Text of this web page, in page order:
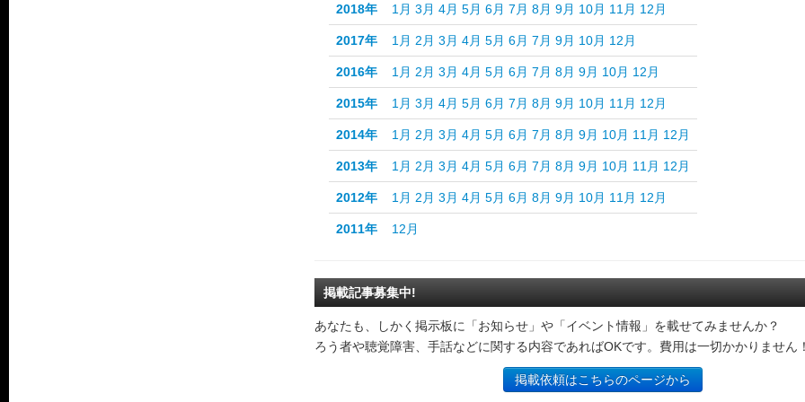
2018年 1月 3月 4月 5月 6月 7月 8月 9月 10月 11月 12月
2017年 1月 2月 3月 4月 5月 6月 7月 9月 10月 12月
2016年 1月 2月 3月 4月 5月 6月 7月 8月 9月 10月 12月
2015年 1月 3月 4月 5月 6月 7月 8月 9月 10月 11月 12月
2014年 1月 2月 3月 4月 5月 6月 7月 8月 9月 10月 11月 12月
2013年 1月 2月 3月 4月 5月 6月 7月 8月 9月 10月 11月 12月
2012年 1月 2月 3月 4月 5月 6月 8月 9月 10月 11月 12月
2011年 12月
掲載記事募集中!
あなたも、しかく掲示板に「お知らせ」や「イベント情報」を載せてみませんか？
ろう者や聴覚障害、手話などに関する内容であればOKです。費用は一切かかりません
掲載依頼はこちらのページから